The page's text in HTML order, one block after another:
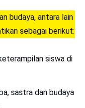
budaya, antara lain
sebagai berikut:
siswa di
sastra dan budaya